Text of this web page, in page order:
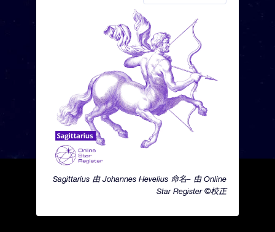
Sagittarius 由 Johannes Hevelius 命名– 由 Online
Star Register ©校正